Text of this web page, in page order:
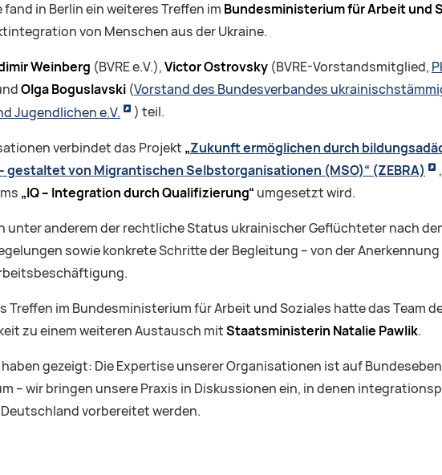
fand in Berlin ein weiteres Treffen im Bundesministerium für Arbeit und
von Menschen aus der Ukraine.
Weinberg (BVRE e.V.),Victor Ostrovsky (BVRE-Vorstandsmitglied,
Olga Boguslavski (Vorstand des Bundesverbandes
Jugendlichen e.V.
) teil.
verbindet das Projekt „Zukunft ermöglichen durch
gestaltet von Migrantischen Selbstorganisationen (MSO)“ (ZEBRA)
,
„IQ – Integration durch Qualifizierung“ umgesetzt wird.
unter anderem der rechtliche Status ukrainischer Geflüchteter nach
sowie konkrete Schritte der Begleitung – von der
Treffen im Bundesministerium für Arbeit und Soziales hatte das Team
zu einem weiteren Austausch mitStaatsministerin Natalie Pawlik.
haben gezeigt: Die Expertise unserer Organisationen ist auf
– wir bringen unsere Praxis in Diskussionen ein, in denen
vorbereitet werden.